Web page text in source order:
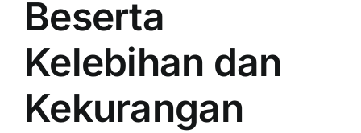
Beserta
Kelebihan dan
Kekurangan